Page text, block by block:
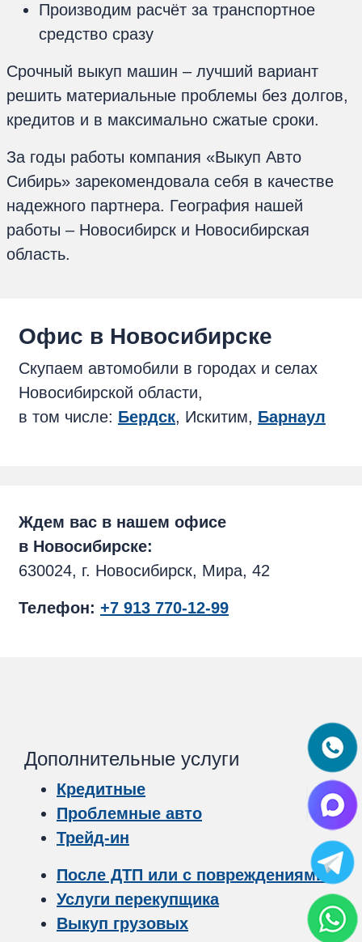
Производим расчёт за транспортное
средство сразу
Срочный выкуп машин – лучший вариант
решить материальные проблемы без долгов,
кредитов и в максимально сжатые сроки.
За годы работы компания «Выкуп Авто
Сибирь» зарекомендовала себя в качестве
надежного партнера. География нашей
работы – Новосибирск и Новосибирская
область.
Oфис в Новосибирске
Скупаем автомобили в городах и селах
Новосибирской области,
в том числе: Бердск, Искитим, Барнаул
Ждем вас в нашем офисе
в Новосибирске:
630024, г. Новосибирск, Мира, 42
Телефон: +7 913 770-12-99
Дополнительные услуги
Кредитные
Проблемные авто
Трейд-ин
После ДТП или с повреждениями
Услуги перекупщика
Выкуп грузовых